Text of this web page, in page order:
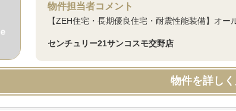
物件担当者コメント
【ZEH住宅・長期優良住宅・耐震性能装備】オ
センチュリー21サンコスモ交野店
物件を詳し